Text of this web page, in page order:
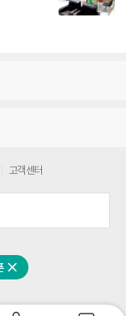
닫기
고객센터